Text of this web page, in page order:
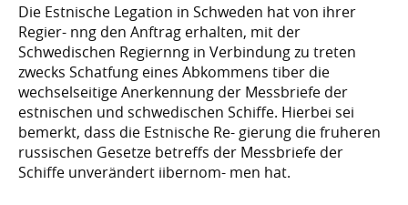
Die Estnische Legation in Schweden hat von ihrer
Regier- nng den Anftrag erhalten, mit der
Schwedischen Regiernng in Verbindung zu treten
zwecks Schatfung eines Abkommens tiber die
wechselseitige Anerkennung der Messbriefe der
estnischen und schwedischen Schiffe. Hierbei sei
bemerkt, dass die Estnische Re- gierung die fruheren
russischen Gesetze betreffs der Messbriefe der
Schiffe unverändert iibernom- men hat.